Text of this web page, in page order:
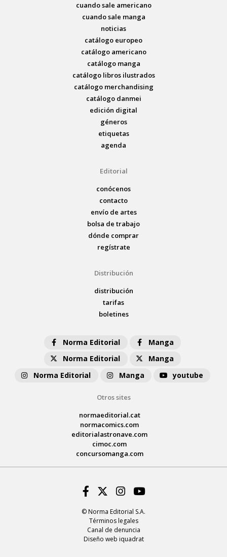
cuando sale americano
cuando sale manga
noticias
catálogo europeo
catálogo americano
catálogo manga
catálogo libros ilustrados
catálogo merchandising
catálogo danmei
edición digital
géneros
etiquetas
agenda
Editorial
conócenos
contacto
envío de artes
bolsa de trabajo
dónde comprar
regístrate
Distribución
distribución
tarifas
boletines
Norma Editorial
Manga
Norma Editorial
Manga
Norma Editorial
Manga youtube
Otros sites
normaeditorial.cat
normacomics.com
editorialastronave.com
cimoc.com
concursomanga.com
© Norma Editorial S.A.
Términos legales
Canal de denuncia
Diseño web iquadrat
Facebook
Twitter
Instagram
Youtube